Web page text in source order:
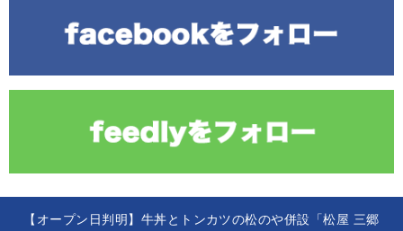
【オープン日判明】牛丼とトンカツの松のや併設「松屋 三郷